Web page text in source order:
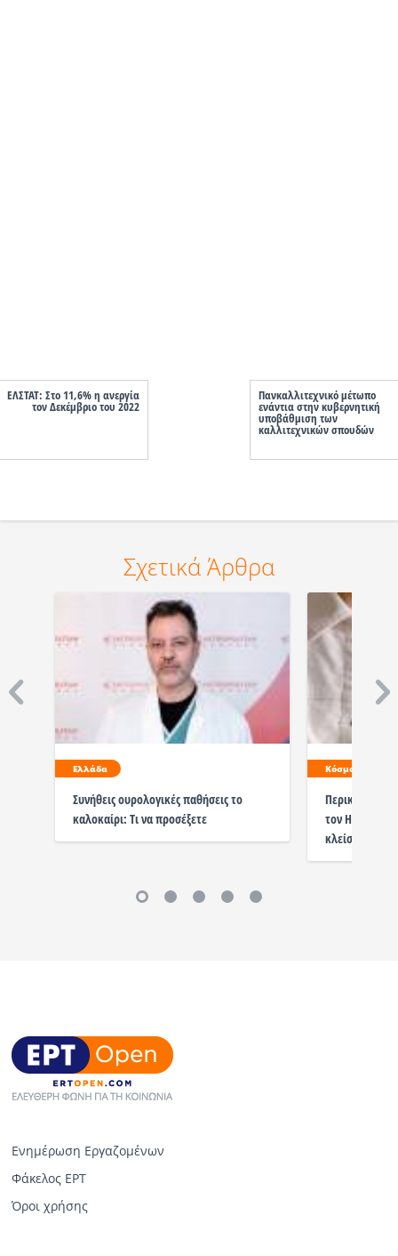
ΕΛΣΤΑΤ: Στο 11,6% η ανεργία
τον Δεκέμβριο του 2022
Πανκαλλιτεχνικό μέτωπο
ενάντια στην κυβερνητική
υποβάθμιση των
καλλιτεχνικών σπουδών
Σχετικά Άρθρα
Ελλάδα
Συνήθεις ουρολογικές παθήσεις το
καλοκαίρι: Τι να προσέξετε
Κόσμος
Περικοπές
τον HIV με
κλείσιμο
Ενημέρωση Εργαζομένων
Φάκελος ΕΡΤ
Όροι χρήσης